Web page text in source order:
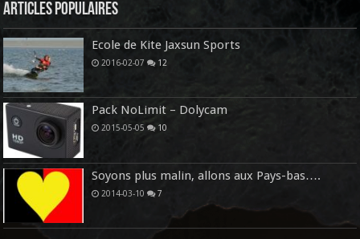
Articles Populaires
Ecole de Kite Jaxsun Sports
2016-02-07 12
Pack NoLimit – Dolycam
2015-05-05 10
Soyons plus malin, allons aux Pays-bas….
2014-03-10 7